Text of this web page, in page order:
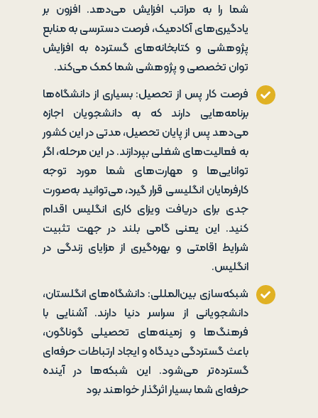
شما را به مراتب افزایش می‌دهد. افزون بر
یادگیری‌های آکادمیک، فرصت دسترسی به منابع
پژوهشی و کتابخانه‌های گسترده به افزایش
توان تخصصی و پژوهشی شما کمک می‌کند.
فرصت کار پس از تحصیل: بسیاری از دانشگاه‌ها
برنامه‌هایی دارند که به دانشجویان اجازه
می‌دهد پس از پایان تحصیل، مدتی در این کشور
به فعالیت‌های شغلی بپردازند. در این مرحله، اگر
توانایی‌ها و مهارت‌های شما مورد توجه
کارفرمایان انگلیسی قرار گیرد، می‌توانید به‌صورت
جدی برای دریافت ویزای کاری انگلیس اقدام
کنید. این یعنی گامی بلند در جهت تثبیت
شرایط اقامتی و بهره‌گیری از مزایای زندگی در
انگلیس.
شبکه‌سازی بین‌المللی: دانشگاه‌های انگلستان،
دانشجویانی از سراسر دنیا دارند. آشنایی با
فرهنگ‌ها و زمینه‌های تحصیلی گوناگون،
باعث گستردگی دیدگاه و ایجاد ارتباطات حرفه‌ای
گسترده‌تر می‌شود. این شبکه‌ها در آینده
حرفه‌ای شما بسیار اثرگذار خواهند بود